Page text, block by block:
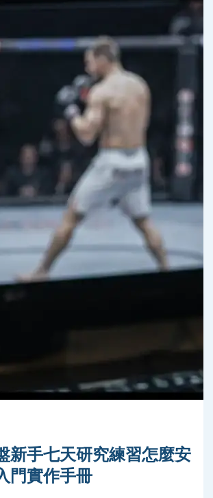
新手七天研究練習怎麼安
門實作手冊